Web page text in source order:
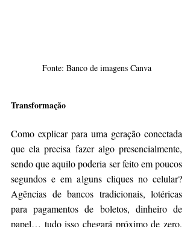
Fonte: Banco de imagens Canva
Transformação
Como explicar para uma geração conectada
que ela precisa fazer algo presencialmente,
sendo que aquilo poderia ser feito em poucos
segundos e em alguns cliques no celular?
Agências de bancos tradicionais, lotéricas
para pagamentos de boletos, dinheiro de
papel… tudo isso chegará próximo de zero,